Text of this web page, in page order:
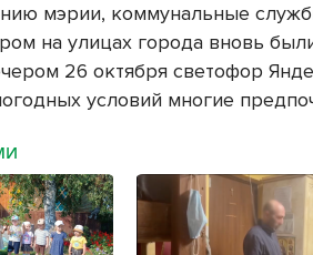
мэрии, коммунальные
на улицах города вновь
26 октября светофор
условий многие